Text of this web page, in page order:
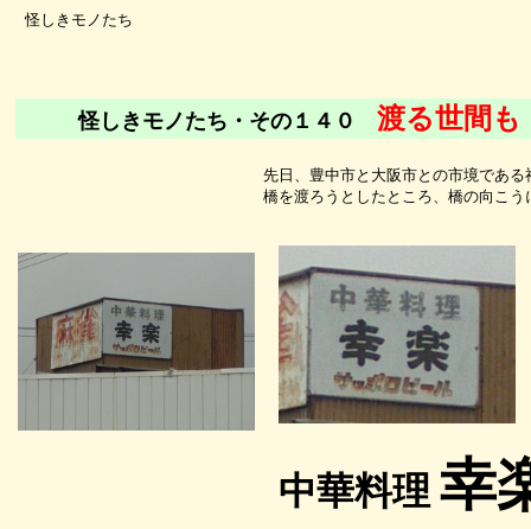
怪しきモノたち
怪しきモノたち・その１４０ 渡る世間も
先日、豊中市と大阪市との市境である
橋を渡ろうとしたところ、橋の向こう
中華料理 幸